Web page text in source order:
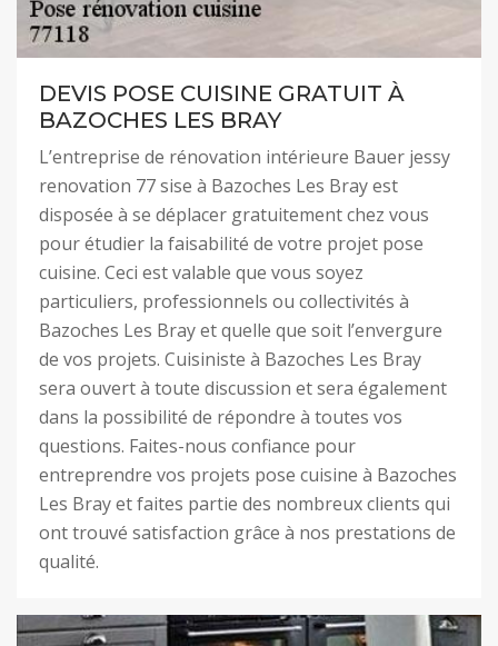
DEVIS POSE CUISINE GRATUIT À
BAZOCHES LES BRAY
L’entreprise de rénovation intérieure Bauer jessy
renovation 77 sise à Bazoches Les Bray est
disposée à se déplacer gratuitement chez vous
pour étudier la faisabilité de votre projet pose
cuisine. Ceci est valable que vous soyez
particuliers, professionnels ou collectivités à
Bazoches Les Bray et quelle que soit l’envergure
de vos projets. Cuisiniste à Bazoches Les Bray
sera ouvert à toute discussion et sera également
dans la possibilité de répondre à toutes vos
questions. Faites-nous confiance pour
entreprendre vos projets pose cuisine à Bazoches
Les Bray et faites partie des nombreux clients qui
ont trouvé satisfaction grâce à nos prestations de
qualité.